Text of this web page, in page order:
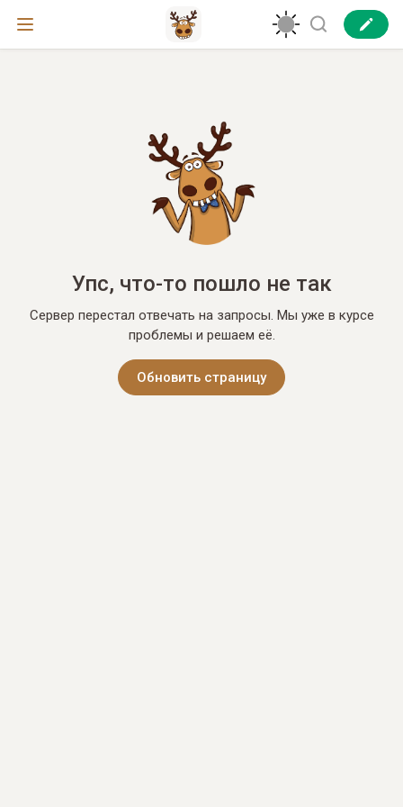
Упс, что-то пошло не так
Сервер перестал отвечать на запросы. Мы уже в курсе
проблемы и решаем её.
Обновить страницу